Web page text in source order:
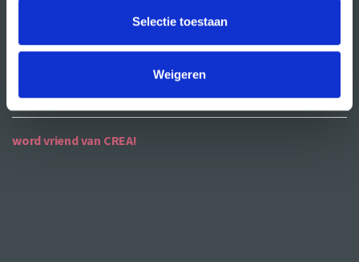
Selectie toestaan
Weigeren
word vriend van CREA!